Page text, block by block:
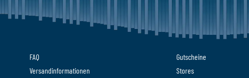
FAQ
Versandinformationen
Gutscheine
Stores